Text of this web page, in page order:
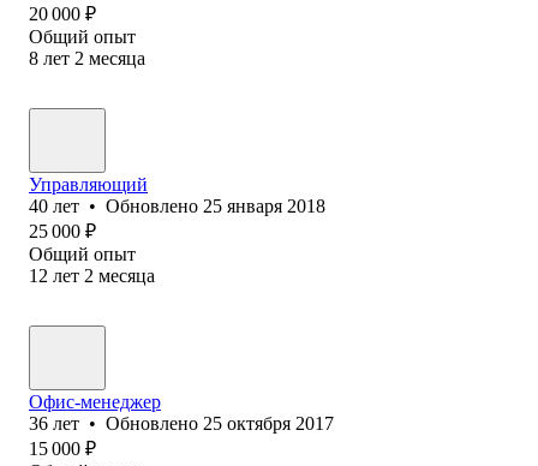
20 000 ₽
Общий опыт
8 лет 2 месяца
Управляющий
40 лет • Обновлено 25 января 2018
25 000 ₽
Общий опыт
12 лет 2 месяца
Офис-менеджер
36 лет • Обновлено 25 октября 2017
15 000 ₽